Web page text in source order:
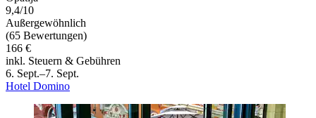
9,4/10
Außergewöhnlich
(65 Bewertungen)
166 €
inkl. Steuern & Gebühren
6. Sept.–7. Sept.
Hotel Domino